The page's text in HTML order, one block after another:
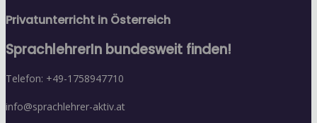
Privatunterricht in Österreich
SprachlehrerIn bundesweit finden!
Telefon: +49-1758947710
info@sprachlehrer-aktiv.at